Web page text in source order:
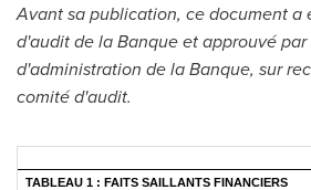
Avant sa publication, ce document a
d'audit de la Banque et approuvé
d'administration de la Banque, sur
comité d'audit.
TABLEAU 1 : FAITS SAILLANTS FINANCIERS